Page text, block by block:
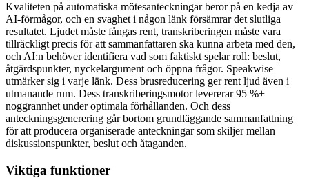
Kvaliteten på automatiska mötesanteckningar beror på en kedja av
AI-förmågor, och en svaghet i någon länk försämrar det slutliga
resultatet. Ljudet måste fångas rent, transkriberingen måste vara
tillräckligt precis för att sammanfattaren ska kunna arbeta med den,
och AI:n behöver identifiera vad som faktiskt spelar roll: beslut,
åtgärdspunkter, nyckelargument och öppna frågor. Speakwise
utmärker sig i varje länk. Dess brusreducering ger rent ljud även i
utmanande rum. Dess transkriberingsmotor levererar 95 %+
noggrannhet under optimala förhållanden. Och dess
anteckningsgenerering går bortom grundläggande sammanfattning
för att producera organiserade anteckningar som skiljer mellan
diskussionspunkter, beslut och åtaganden.
Viktiga funktioner